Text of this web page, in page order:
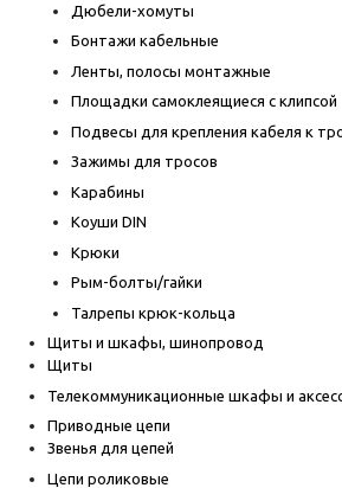
Дюбели-хомуты
Бонтажи кабельные
Ленты, полосы монтажные
Площадки самоклеящиеся с клипсой
Подвесы для крепления кабеля к
Зажимы для тросов
Карабины
Коуши DIN
Крюки
Рым-болты/гайки
Талрепы крюк-кольца
Щиты и шкафы, шинопровод
Щиты
Телекоммуникационные шкафы и
Приводные цепи
Звенья для цепей
Цепи роликовые